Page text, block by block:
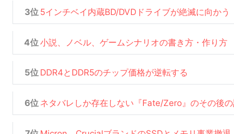
5インチベイ内蔵BD/DVDドライブが絶滅に向かう
小説、ノベル、ゲームシナリオの書き方・作り方
DDR4とDDR5のチップ価格が逆転する
ネタバレしか存在しない『Fate/Zero』のその後